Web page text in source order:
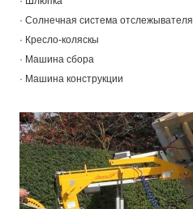
· Солнечная система отслежывателя
· Кресло-коляскы
· Машина сбора
· Машина конструкции